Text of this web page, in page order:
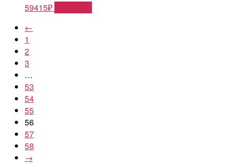
59415₽
←
1
2
3
…
53
54
55
56
57
58
→